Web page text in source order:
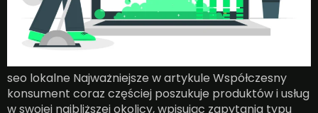
seo lokalne Najważniejsze w artykule Współczesny
konsument coraz częściej poszukuje produktów i usług
w swojej najbliższej okolicy, wpisując zapytania typu